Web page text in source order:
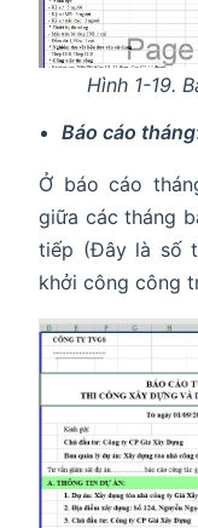
Hình 1-19.
Báo cáo tháng
Ở báo cáo
giữa các tháng
tiếp (Đây là số
khởi công công